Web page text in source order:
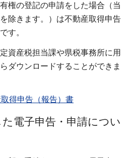
権の登記の申請をした場合（当
除きます。）は不動産取得申告
す。
資産税担当課や県税事務所に用
ダウンロードすることができま
得申告（報告）書
電子申告・申請につい